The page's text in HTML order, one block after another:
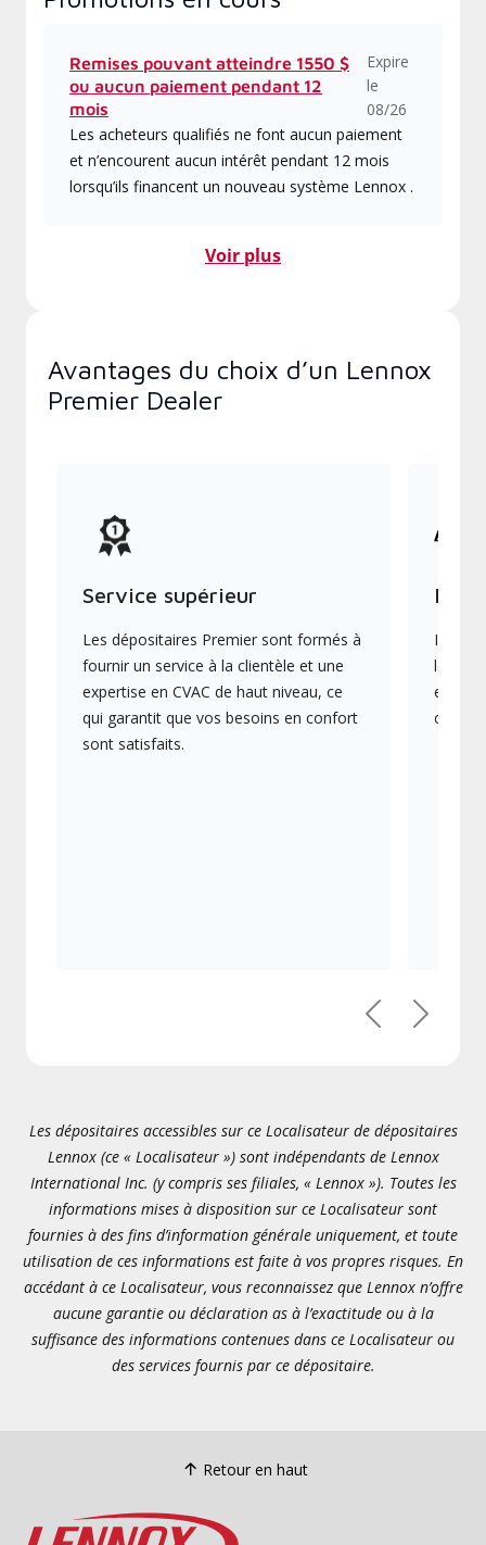
Remises pouvant atteindre 1550 $
ou aucun paiement pendant 12
mois
Expire
le
08/26
Les acheteurs qualifiés ne font aucun paiement
et n’encourent aucun intérêt pendant 12 mois
lorsqu’ils financent un nouveau système Lennox .
Voir plus
Avantages du choix d’un Lennox
Premier Dealer
Service supérieur
Les dépositaires Premier sont formés à
fournir un service à la clientèle et une
expertise en CVAC de haut niveau, ce
qui garantit que vos besoins en confort
sont satisfaits.
Ils
les
en
PrécédentSuivant
Les dépositaires accessibles sur ce Localisateur de dépositaires
Lennox (ce « Localisateur ») sont indépendants de Lennox
International Inc. (y compris ses filiales, « Lennox »). Toutes les
informations mises à disposition sur ce Localisateur sont
fournies à des fins d’information générale uniquement, et toute
utilisation de ces informations est faite à vos propres risques. En
accédant à ce Localisateur, vous reconnaissez que Lennox n’offre
aucune garantie ou déclaration as à l’exactitude ou à la
suffisance des informations contenues dans ce Localisateur ou
des services fournis par ce dépositaire.
Retour en haut